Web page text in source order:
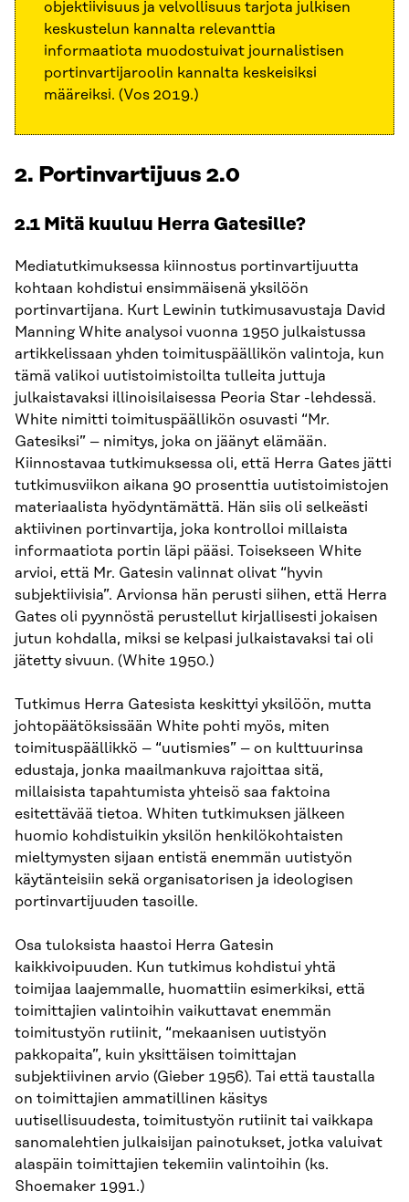
objektiivisuus ja velvollisuus tarjota julkisen
keskustelun kannalta relevanttia
informaatiota muodostuivat journalistisen
portinvartijaroolin kannalta keskeisiksi
määreiksi. (Vos 2019.)
2. Portinvartijuus 2.0
2.1 Mitä kuuluu Herra Gatesille?
Mediatutkimuksessa kiinnostus portinvartijuutta
kohtaan kohdistui ensimmäisenä yksilöön
portinvartijana. Kurt Lewinin tutkimusavustaja David
Manning White analysoi vuonna 1950 julkaistussa
artikkelissaan yhden toimituspäällikön valintoja, kun
tämä valikoi uutistoimistoilta tulleita juttuja
julkaistavaksi illinoisilaisessa Peoria Star -lehdessä.
White nimitti toimituspäällikön osuvasti “Mr.
Gatesiksi” – nimitys, joka on jäänyt elämään.
Kiinnostavaa tutkimuksessa oli, että Herra Gates jätti
tutkimusviikon aikana 90 prosenttia uutistoimistojen
materiaalista hyödyntämättä. Hän siis oli selkeästi
aktiivinen portinvartija, joka kontrolloi millaista
informaatiota portin läpi pääsi. Toisekseen White
arvioi, että Mr. Gatesin valinnat olivat “hyvin
subjektiivisia”. Arvionsa hän perusti siihen, että Herra
Gates oli pyynnöstä perustellut kirjallisesti jokaisen
jutun kohdalla, miksi se kelpasi julkaistavaksi tai oli
jätetty sivuun. (White 1950.)
Tutkimus Herra Gatesista keskittyi yksilöön, mutta
johtopäätöksissään White pohti myös, miten
toimituspäällikkö – “uutismies” – on kulttuurinsa
edustaja, jonka maailmankuva rajoittaa sitä,
millaisista tapahtumista yhteisö saa faktoina
esitettävää tietoa. Whiten tutkimuksen jälkeen
huomio kohdistuikin yksilön henkilökohtaisten
mieltymysten sijaan entistä enemmän uutistyön
käytänteisiin sekä organisatorisen ja ideologisen
portinvartijuuden tasoille.
Osa tuloksista haastoi Herra Gatesin
kaikkivoipuuden. Kun tutkimus kohdistui yhtä
toimijaa laajemmalle, huomattiin esimerkiksi, että
toimittajien valintoihin vaikuttavat enemmän
toimitustyön rutiinit, “mekaanisen uutistyön
pakkopaita”, kuin yksittäisen toimittajan
subjektiivinen arvio (Gieber 1956). Tai että taustalla
on toimittajien ammatillinen käsitys
uutisellisuudesta, toimitustyön rutiinit tai vaikkapa
sanomalehtien julkaisijan painotukset, jotka valuivat
alaspäin toimittajien tekemiin valintoihin (ks.
Shoemaker 1991.)